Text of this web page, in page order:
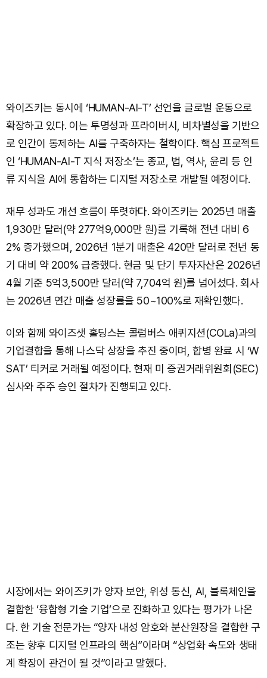
와이즈키는 동시에 ‘HUMAN-AI-T’ 선언을 글로벌 운동으로
확장하고 있다. 이는 투명성과 프라이버시, 비차별성을 기반으
로 인간이 통제하는 AI를 구축하자는 철학이다. 핵심 프로젝트
인 ‘HUMAN-AI-T 지식 저장소’는 종교, 법, 역사, 윤리 등 인
류 지식을 AI에 통합하는 디지털 저장소로 개발될 예정이다.
재무 성과도 개선 흐름이 뚜렷하다. 와이즈키는 2025년 매출
1,930만 달러(약 277억9,000만 원)를 기록해 전년 대비 6
2% 증가했으며, 2026년 1분기 매출은 420만 달러로 전년 동
기 대비 약 200% 급증했다. 현금 및 단기 투자자산은 2026년
4월 기준 5억3,500만 달러(약 7,704억 원)를 넘어섰다. 회사
는 2026년 연간 매출 성장률을 50~100%로 재확인했다.
이와 함께 와이즈샛 홀딩스는 콜럼버스 애퀴지션(COLa)과의
기업결합을 통해 나스닥 상장을 추진 중이며, 합병 완료 시 ‘W
SAT’ 티커로 거래될 예정이다. 현재 미 증권거래위원회(SEC)
심사와 주주 승인 절차가 진행되고 있다.
시장에서는 와이즈키가 양자 보안, 위성 통신, AI, 블록체인을
결합한 ‘융합형 기술 기업’으로 진화하고 있다는 평가가 나온
다. 한 기술 전문가는 “양자 내성 암호와 분산원장을 결합한 구
조는 향후 디지털 인프라의 핵심”이라며 “상업화 속도와 생태
계 확장이 관건이 될 것”이라고 말했다.